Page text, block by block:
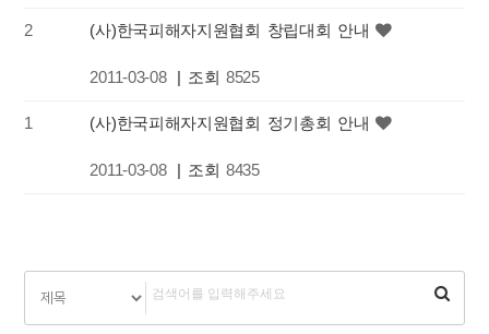
2 (사)한국피해자지원협회 창립대회 안내
2011-03-08 | 조회 8525
1 (사)한국피해자지원협회 정기총회 안내
2011-03-08 | 조회 8435